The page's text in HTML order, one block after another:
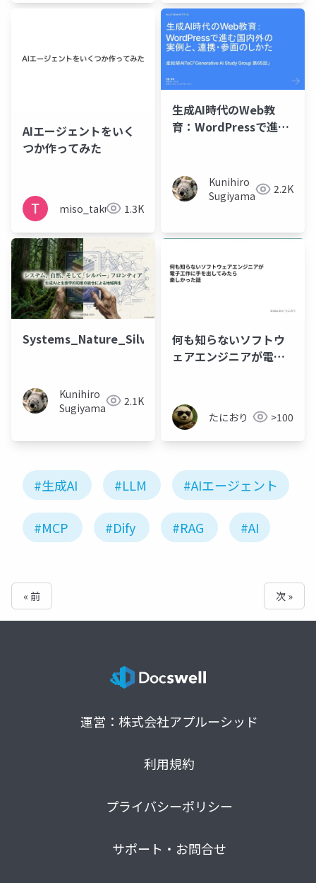
AIエージェントをいく
つか作ってみた
miso_taku 1.3K
生成AI時代のWeb教
育：WordPressで進む
Kunihiro
Sugiyama
2.2K
Systems_Nature_Silver_Frontier
Kunihiro
Sugiyama
2.1K
何も知らないソフトウ
ェアエンジニアが電子
たにおり >100
#生成AI #LLM #AIエージェント
#MCP #Dify #RAG #AI
« 前 次 »
運営：株式会社アプルーシッド
利用規約
プライバシーポリシー
サポート・お問合せ